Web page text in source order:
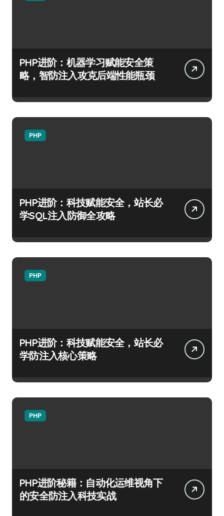
PHP进阶：机器学习赋能安全策
略，智防注入攻克后端性能瓶颈
PHP
PHP进阶：科技赋能安全，站长必
学SQL注入防御全攻略
PHP
PHP进阶：科技赋能安全，站长必
学防注入核心策略
PHP
PHP进阶秘籍：自动化运维视角下
的安全防注入科技实战